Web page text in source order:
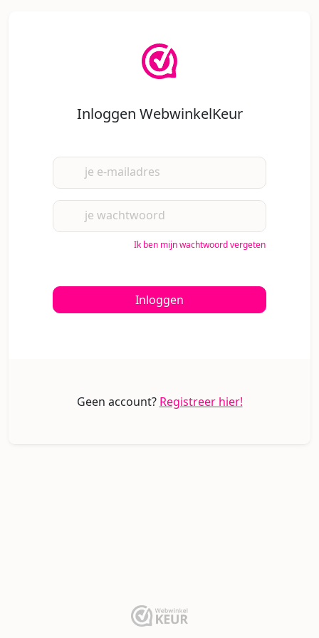
Inloggen WebwinkelKeur
je e-mailadres
je wachtwoord
Ik ben mijn wachtwoord vergeten
Inloggen
Geen account? Registreer hier!